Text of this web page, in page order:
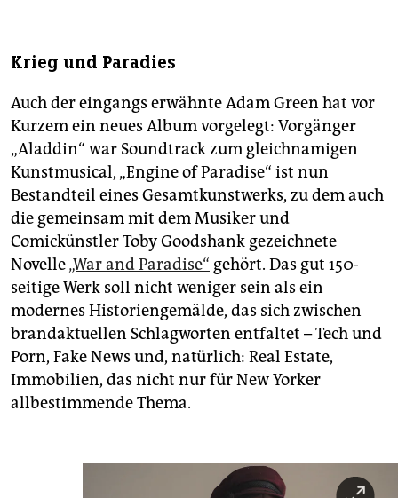
Krieg und Paradies
Auch der eingangs erwähnte Adam Green hat vor
Kurzem ein neues Album vorgelegt: Vorgänger
„Aladdin“ war Soundtrack zum gleichnamigen
Kunstmusical, „Engine of Paradise“ ist nun
Bestandteil eines Gesamtkunstwerks, zu dem auch
die gemeinsam mit dem Musiker und
Comickünstler Toby Goodshank gezeichnete
Novelle„War and Paradise“ gehört. Das gut 150-
seitige Werk soll nicht weniger sein als ein
modernes Historiengemälde, das sich zwischen
brandaktuellen Schlagworten entfaltet – Tech und
Porn, Fake News und, natürlich: Real Estate,
Immobilien, das nicht nur für New Yorker
allbestimmende Thema.